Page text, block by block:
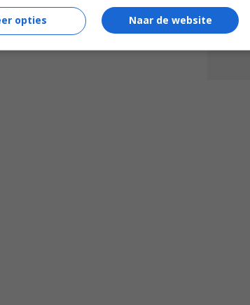
Naar de website
opties